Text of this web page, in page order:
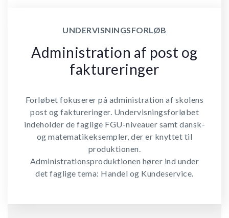
UNDERVISNINGSFORLØB
Administration af post og
faktureringer
Forløbet fokuserer på administration af skolens
post og faktureringer. Undervisningsforløbet
indeholder de faglige FGU-niveauer samt dansk-
og matematikeksempler, der er knyttet til
produktionen.
Administrationsproduktionen hører ind under
det faglige tema: Handel og Kundeservice.